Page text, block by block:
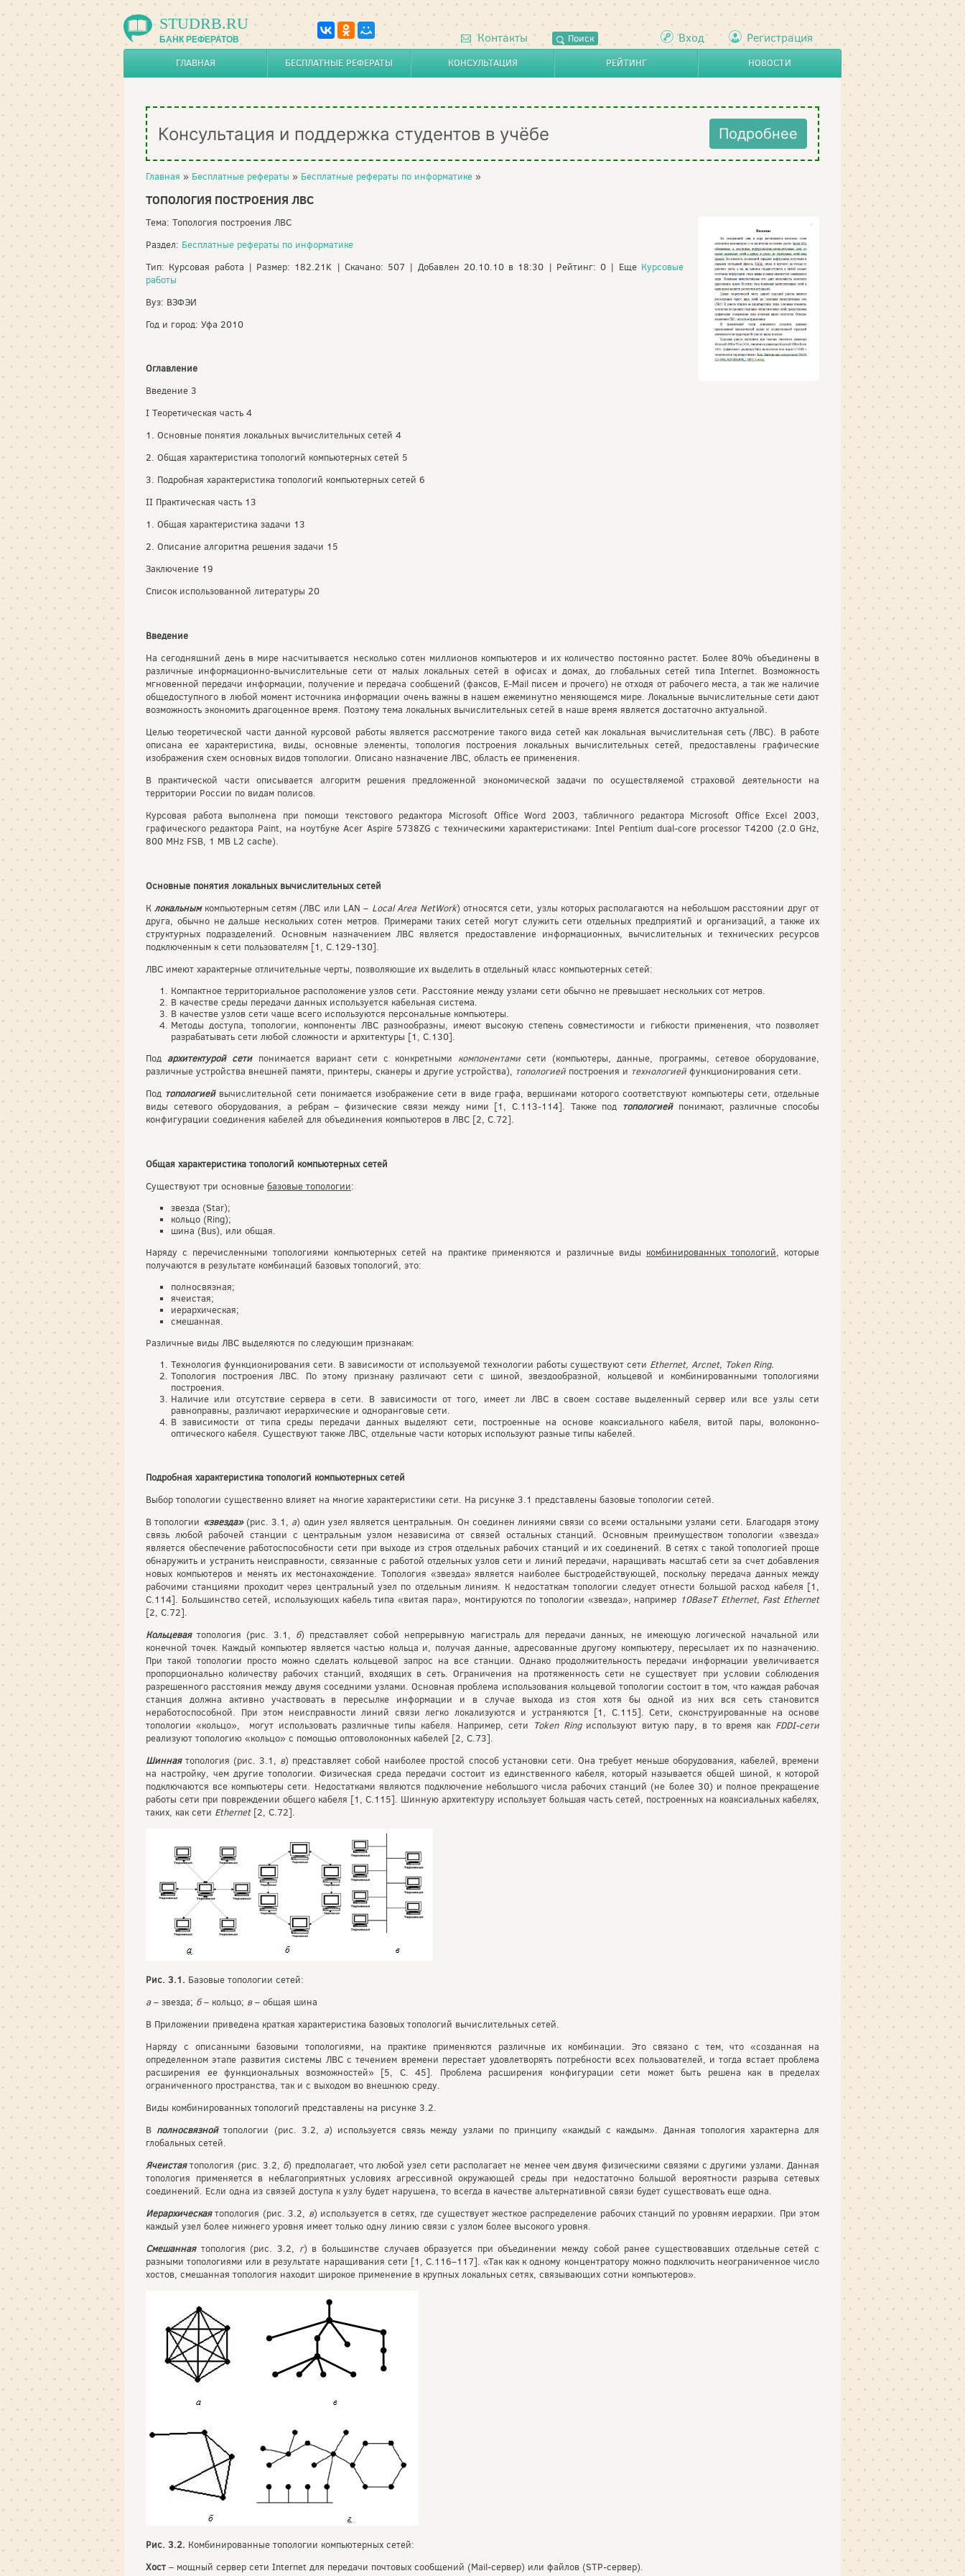
STUDRB.RU
БАНК РЕФЕРАТОВ Контакты Поиск Вход Регистрация
ГЛАВНАЯ БЕСПЛАТНЫЕ РЕФЕРАТЫ КОНСУЛЬТАЦИЯ РЕЙТИНГ НОВОСТИ
Консультация и поддержка студентов в учёбе Подробнее
Главная » Бесплатные рефераты » Бесплатные рефераты по информатике »
ТОПОЛОГИЯ ПОСТРОЕНИЯ ЛВС
Тема: Топология построения ЛВС
Раздел: Бесплатные рефераты по информатике
Тип: Курсовая работа | Размер: 182.21K | Скачано: 507 | Добавлен 20.10.10 в 18:30 | Рейтинг: 0 | Еще Курсовые
работы
Вуз: ВЗФЭИ
Год и город: Уфа 2010
Оглавление
Введение 3
I Теоретическая часть 4
1. Основные понятия локальных вычислительных сетей 4
2. Общая характеристика топологий компьютерных сетей 5
3. Подробная характеристика топологий компьютерных сетей 6
II Практическая часть 13
1. Общая характеристика задачи 13
2. Описание алгоритма решения задачи 15
Заключение 19
Список использованной литературы 20
Введение
На сегодняшний день в мире насчитывается несколько сотен миллионов компьютеров и их количество постоянно растет. Более 80% объединены в
различные информационно-вычислительные сети от малых локальных сетей в офисах и домах, до глобальных сетей типа Internet. Возможность
мгновенной передачи информации, получение и передача сообщений (факсов, E-Mail писем и прочего) не отходя от рабочего места, а так же наличие
общедоступного в любой момент источника информации очень важны в нашем ежеминутно меняющемся мире. Локальные вычислительные сети дают
возможность экономить драгоценное время. Поэтому тема локальных вычислительных сетей в наше время является достаточно актуальной.
Целью теоретической части данной курсовой работы является рассмотрение такого вида сетей как локальная вычислительная сеть (ЛВС). В работе
описана ее характеристика, виды, основные элементы, топология построения локальных вычислительных сетей, предоставлены графические
изображения схем основных видов топологии. Описано назначение ЛВС, область ее применения.
В практической части описывается алгоритм решения предложенной экономической задачи по осуществляемой страховой деятельности на
территории России по видам полисов.
Курсовая работа выполнена при помощи текстового редактора Microsoft Office Word 2003, табличного редактора Microsoft Office Excel 2003,
графического редактора Paint, на ноутбуке Acer Aspire 5738ZG с техническими характеристиками: Intel Pentium dual-core processor Т4200 (2.0 GHz,
800 MHz FSB, 1 MB L2 cache).
Основные понятия локальных вычислительных сетей
Клокальнымкомпьютерным сетям (ЛВС или LAN – Local Area NetWork) относятся сети, узлы которых располагаются на небольшом расстоянии друг от
друга, обычно не дальше нескольких сотен метров. Примерами таких сетей могут служить сети отдельных предприятий и организаций, а также их
структурных подразделений. Основным назначением ЛВС является предоставление информационных, вычислительных и технических ресурсов
подключенным к сети пользователям [1, С.129-130].
ЛВС имеют характерные отличительные черты, позволяющие их выделить в отдельный класс компьютерных сетей:
Компактное территориальное расположение узлов сети. Расстояние между узлами сети обычно не превышает нескольких сот метров.
В качестве среды передачи данных используется кабельная система.
В качестве узлов сети чаще всего используются персональные компьютеры.
Методы доступа, топологии, компоненты ЛВС разнообразны, имеют высокую степень совместимости и гибкости применения, что позволяет
разрабатывать сети любой сложности и архитектуры [1, С.130].
Под архитектурой сетипонимается вариант сети с конкретными компонентамисети (компьютеры, данные, программы, сетевое оборудование,
различные устройства внешней памяти, принтеры, сканеры и другие устройства), топологией построения и технологией функционирования сети.
Под топологиейвычислительной сети понимается изображение сети в виде графа, вершинами которого соответствуют компьютеры сети, отдельные
виды сетевого оборудования, а ребрам – физические связи между ними [1, С.113-114]. Также под топологией понимают, различные способы
конфигурации соединения кабелей для объединения компьютеров в ЛВС [2, С.72].
Общая характеристика топологий компьютерных сетей
Существуют три основные базовые топологии:
звезда (Star);
кольцо (Ring);
шина (Bus), или общая.
Наряду с перечисленными топологиями компьютерных сетей на практике применяются и различные виды комбинированных топологий, которые
получаются в результате комбинаций базовых топологий, это:
полносвязная;
ячеистая;
иерархическая;
смешанная.
Различные виды ЛВС выделяются по следующим признакам:
Технология функционирования сети. В зависимости от используемой технологии работы существуют сети Ethernet, Arcnet, Token Ring.
Топология построения ЛВС. По этому признаку различают сети с шиной, звездообразной, кольцевой и комбинированными топологиями
построения.
Наличие или отсутствие сервера в сети. В зависимости от того, имеет ли ЛВС в своем составе выделенный сервер или все узлы сети
равноправны, различают иерархические и одноранговые сети.
В зависимости от типа среды передачи данных выделяют сети, построенные на основе коаксиального кабеля, витой пары, волоконно-
оптического кабеля. Существуют также ЛВС, отдельные части которых используют разные типы кабелей.
Подробная характеристика топологий компьютерных сетей
Выбор топологии существенно влияет на многие характеристики сети. На рисунке 3.1 представлены базовые топологии сетей.
В топологии «звезда»(рис. 3.1, а) один узел является центральным. Он соединен линиями связи со всеми остальными узлами сети. Благодаря этому
связь любой рабочей станции с центральным узлом независима от связей остальных станций. Основным преимуществом топологии «звезда»
является обеспечение работоспособности сети при выходе из строя отдельных рабочих станций и их соединений. В сетях с такой топологией проще
обнаружить и устранить неисправности, связанные с работой отдельных узлов сети и линий передачи, наращивать масштаб сети за счет добавления
новых компьютеров и менять их местонахождение. Топология «звезда» является наиболее быстродействующей, поскольку передача данных между
рабочими станциями проходит через центральный узел по отдельным линиям. К недостаткам топологии следует отнести большой расход кабеля [1,
С.114]. Большинство сетей, использующих кабель типа «витая пара», монтируются по топологии «звезда», например 10BaseT Ethernet, Fast Ethernet
[2, С.72].
Кольцеваятопология (рис. 3.1, б) представляет собой непрерывную магистраль для передачи данных, не имеющую логической начальной или
конечной точек. Каждый компьютер является частью кольца и, получая данные, адресованные другому компьютеру, пересылает их по назначению.
При такой топологии просто можно сделать кольцевой запрос на все станции. Однако продолжительность передачи информации увеличивается
пропорционально количеству рабочих станций, входящих в сеть. Ограничения на протяженность сети не существует при условии соблюдения
разрешенного расстояния между двумя соседними узлами. Основная проблема использования кольцевой топологии состоит в том, что каждая рабочая
станция должна активно участвовать в пересылке информации и в случае выхода из стоя хотя бы одной из них вся сеть становится
неработоспособной. При этом неисправности линий связи легко локализуются и устраняются [1, С.115]. Сети, сконструированные на основе
топологии «кольцо», могут использовать различные типы кабеля. Например, сети Token Ringиспользуют витую пару, в то время как FDDI-сети
реализуют топологию «кольцо» с помощью оптоволоконных кабелей [2, С.73].
Шиннаятопология (рис. 3.1, в) представляет собой наиболее простой способ установки сети. Она требует меньше оборудования, кабелей, времени
на настройку, чем другие топологии. Физическая среда передачи состоит из единственного кабеля, который называется общей шиной, к которой
подключаются все компьютеры сети. Недостатками являются подключение небольшого числа рабочих станций (не более 30) и полное прекращение
работы сети при повреждении общего кабеля [1, С.115]. Шинную архитектуру использует большая часть сетей, построенных на коаксиальных кабелях,
таких, как сети Ethernet[2, С.72].
Рис. 3.1. Базовые топологии сетей:
а– звезда; б– кольцо; в– общая шина
В Приложении приведена краткая характеристика базовых топологий вычислительных сетей.
Наряду с описанными базовыми топологиями, на практике применяются различные их комбинации. Это связано с тем, что «созданная на
определенном этапе развития системы ЛВС с течением времени перестает удовлетворять потребности всех пользователей, и тогда встает проблема
расширения ее функциональных возможностей» [5, С. 45]. Проблема расширения конфигурации сети может быть решена как в пределах
ограниченного пространства, так и с выходом во внешнюю среду.
Виды комбинированных топологий представлены на рисунке 3.2.
В полносвязнойтопологии (рис. 3.2, а) используется связь между узлами по принципу «каждый с каждым». Данная топология характерна для
глобальных сетей.
Ячеистаятопология (рис. 3.2, б) предполагает, что любой узел сети располагает не менее чем двумя физическими связями с другими узлами. Данная
топология применяется в неблагоприятных условиях агрессивной окружающей среды при недостаточно большой вероятности разрыва сетевых
соединений. Если одна из связей доступа к узлу будет нарушена, то всегда в качестве альтернативной связи будет существовать еще одна.
Иерархическаятопология (рис. 3.2, в) используется в сетях, где существует жесткое распределение рабочих станций по уровням иерархии. При этом
каждый узел более нижнего уровня имеет только одну линию связи с узлом более высокого уровня.
Смешаннаятопология (рис. 3.2, г) в большинстве случаев образуется при объединении между собой ранее существовавших отдельные сетей с
разными топологиями или в результате наращивания сети [1, С.116–117]. «Так как к одному концентратору можно подключить неограниченное число
хостов, смешанная топология находит широкое применение в крупных локальных сетях, связывающих сотни компьютеров».
Рис. 3.2. Комбинированные топологии компьютерных сетей:
Хост – мощный сервер сети Internet для передачи почтовых сообщений (Mail-сервер) или файлов (STP-сервер).